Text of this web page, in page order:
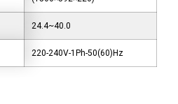
24.4~40.0
220-240V-1Ph-50(60)Hz